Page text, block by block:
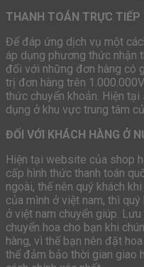
THANH TOÁN TRỰC TIẾP
Để đáp ứng dịch vụ một
áp dụng phương thức nhận
đối với những đơn hàng có
trị đơn hàng trên
thức chuyển khoản. Hiện
dụng ở khu vực trung tâm
ĐỐI VỚI KHÁCH HÀNG Ở
Hiện tại website của shop
cấp hình thức thanh toán
ngoài, thế nên quý khách
của mình ở việt nam, thì
ở việt nam chuyển giúp.
chuyển hoa cho bạn khi
hàng, vì thế bạn nên đặt
thể đảm bảo thời gian giao